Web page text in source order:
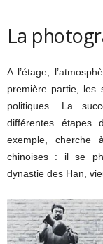
La
A l’étage,
première partie, les
politiques. La
différentes étapes
exemple, cherche
chinoises : il se
dynastie des Han,